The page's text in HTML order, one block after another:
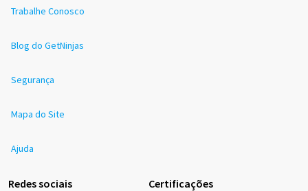
Trabalhe Conosco
Blog do GetNinjas
Segurança
Mapa do Site
Ajuda
Redes sociais Certificações